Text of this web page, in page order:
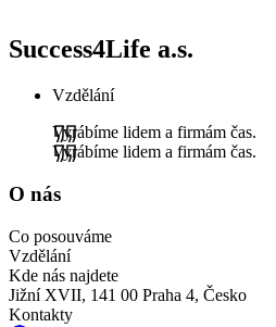
Success4Life a.s.
Vzdělání
Vyrábíme lidem a firmám čas.
Vyrábíme lidem a firmám čas.
O nás
Co posouváme
Vzdělání
Kde nás najdete
Jižní XVII, 141 00 Praha 4, Česko
Kontakty